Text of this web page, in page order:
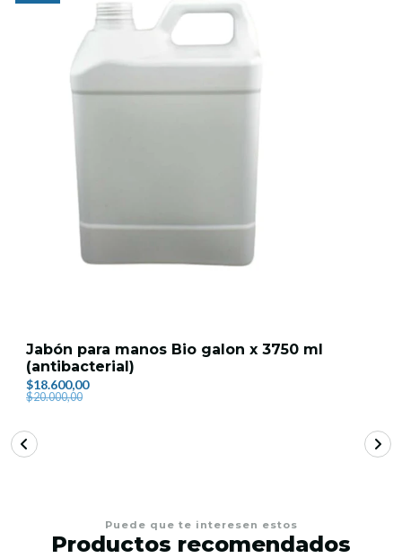
Jabón para manos Bio galon x 3750 ml
(antibacterial)
$18.600,00
$20.000,00
Puede que te interesen estos
Productos recomendados